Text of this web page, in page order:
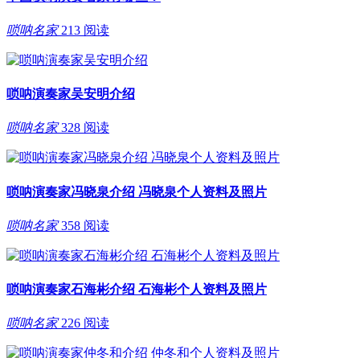
唢呐名家 213 阅读
唢呐演奏家吴安明介绍
唢呐名家 328 阅读
唢呐演奏家冯晓泉介绍 冯晓泉个人资料及照片
唢呐名家 358 阅读
唢呐演奏家石海彬介绍 石海彬个人资料及照片
唢呐名家 226 阅读